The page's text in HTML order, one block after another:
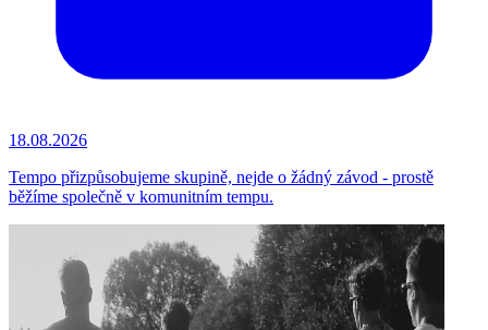
18.08.2026
Tempo přizpůsobujeme skupině, nejde o žádný závod - prostě
běžíme společně v komunitním tempu.